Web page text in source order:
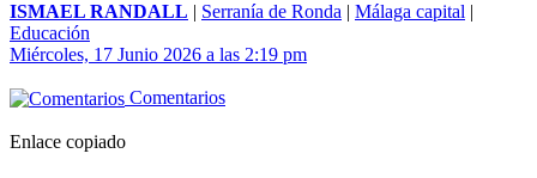
ISMAEL RANDALL | Serranía de Ronda | Málaga capital |
Educación
Miércoles, 17 Junio 2026 a las 2:19 pm
Comentarios
Enlace copiado